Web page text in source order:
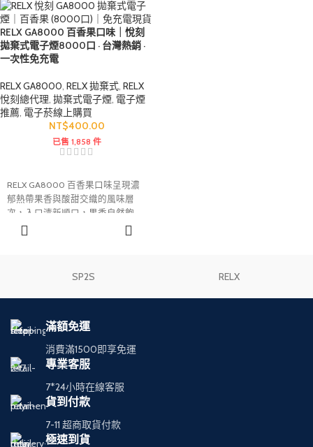
RELX GA8000 百香果口味｜悅刻
拋棄式電子煙8000口 · 台灣熱銷 ·
一次性免充電
RELX GA8000, RELX 拋棄式, RELX
悅刻總代理, 拋棄式電子煙, 電子煙
推薦, 電子菸線上購買
NT$400.00
已售 1,858 件
RELX GA8000 百香果口味呈現濃
郁熱帶果香與酸甜交織的風味層
次，入口清新順口，果香自然飽
滿。RELX GA8000 系列採用大容
SP2S RELX
滿額免運
消費滿1500即享免運
專業客服
7*24小時在線客服
貨到付款
7-11 超商取貨付款
極速到貨